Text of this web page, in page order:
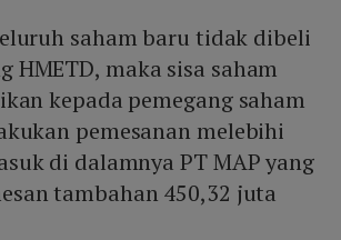
saham baru tidak dibeli
HMETD, maka sisa saham
kepada pemegang saham
pemesanan melebihi
di dalamnya PT MAP yang
tambahan 450,32 juta